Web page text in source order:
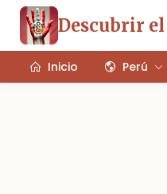
Descubrir
Inicio Perú